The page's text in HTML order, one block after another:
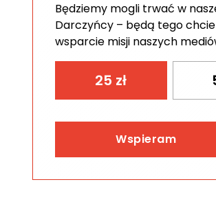
Będziemy mogli trwać w
Darczyńcy – będą tego
wsparcie misji naszych
25 zł
Wspieram